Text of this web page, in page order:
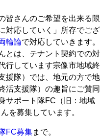
皆さんのご希望を出来る限
対応していく
」所存でござ
輪論で対応していきます。
とは、テナント契約での対
行しています宗像市地域終
援隊）では、地元の方で地
活支援隊）の趣旨にご賛同
サポート隊FC（旧：地域
を募集しています。
FC募集まで。